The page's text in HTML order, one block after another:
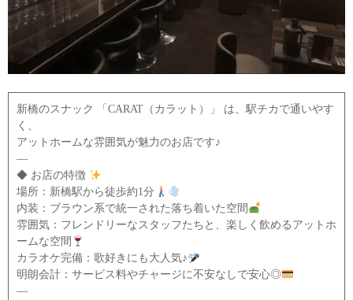
新橋のスナック 「CARAT（カラット）」 は、駅チカで通いやす
く、
アットホームな雰囲気が魅力のお店です♪
—
◆ お店の特徴
場所：新橋駅から徒歩約1分
内装：ブラウン系で統一された落ち着いた空間
雰囲気：フレンドリーなスタッフたちと、楽しく飲めるアットホ
ームな空間
カラオケ完備：歌好きにも大人気♪
明朗会計：サービス料やチャージに不安なしで安心◎
—